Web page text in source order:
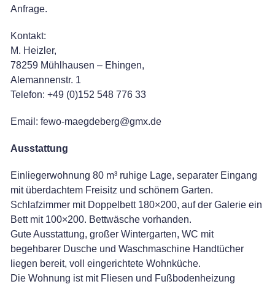
Anfrage.
Kontakt:
M. Heizler,
78259 Mühlhausen – Ehingen,
Alemannenstr. 1
Telefon: +49 (0)152 548 776 33
Email: fewo-maegdeberg@gmx.de
Ausstattung
Einliegerwohnung 80 m³ ruhige Lage, separater Eingang
mit überdachtem Freisitz und schönem Garten.
Schlafzimmer mit Doppelbett 180×200, auf der Galerie ein
Bett mit 100×200. Bettwäsche vorhanden.
Gute Ausstattung, großer Wintergarten, WC mit
begehbarer Dusche und Waschmaschine Handtücher
liegen bereit, voll eingerichtete Wohnküche.
Die Wohnung ist mit Fliesen und Fußbodenheizung